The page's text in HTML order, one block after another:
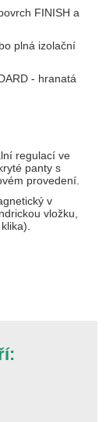
FINISH a
plná izolační
- hranatá
regulací ve
panty s
provedení.
v
vložku,